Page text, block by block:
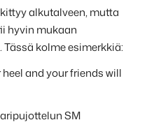
alkutalveen, mutta
hyvin mukaan
kolme esimerkkiä:
heel and your friends will
SM